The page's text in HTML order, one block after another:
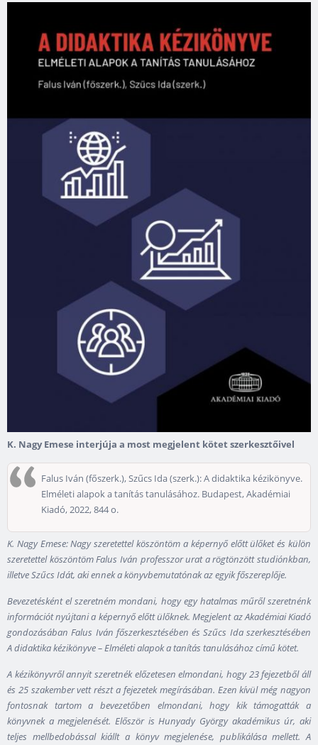
K. Nagy Emese interjúja a most megjelent kötet szerkesztőivel
Falus Iván (főszerk.), Szűcs Ida (szerk.): A didaktika kézikönyve.
Elméleti alapok a tanítás tanulásához. Budapest, Akadémiai
Kiadó, 2022, 844 o.
K. Nagy Emese: Nagy szeretettel köszöntöm a képernyő előtt ülőket és külön
szeretettel köszöntöm Falus Iván professzor urat a rögtönzött studiónkban,
illetve Szűcs Idát, aki ennek a könyvbemutatónak az egyik főszereplője.
Bevezetésként el szeretném mondani, hogy egy hatalmas műről szeretnénk
információt nyújtani a képernyő előtt ülőknek. Megjelent az Akadémiai Kiadó
gondozásában Falus Iván főszerkesztésében és Szűcs Ida szerkesztésében
A didaktika kézikönyve – Elméleti alapok a tanítás tanulásához című kötet.
A kézikönyvről annyit szeretnék előzetesen elmondani, hogy 23 fejezetből áll
és 25 szakember vett részt a fejezetek megírásában. Ezen kívül még nagyon
fontosnak tartom a bevezetőben elmondani, hogy kik támogatták a
könyvnek a megjelenését. Először is Hunyady György akadémikus úr, aki
teljes mellbedobással kiállt a könyv megjelenése, publikálása mellett. A